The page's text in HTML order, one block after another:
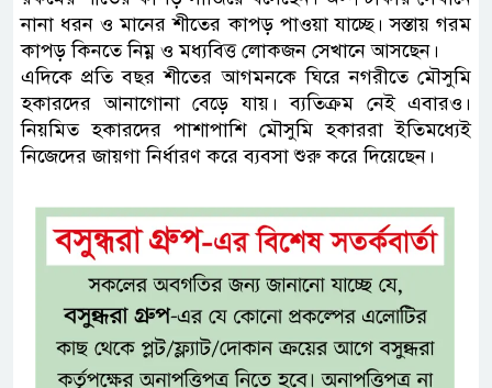
নানা ধরন ও মানের শীতের কাপড় পাওয়া যাচ্ছে। সস্তায় গরম
কাপড় কিনতে নিম্ন ও মধ্যবিত্ত লোকজন সেখানে আসছেন।
এদিকে প্রতি বছর শীতের আগমনকে ঘিরে নগরীতে মৌসুমি
হকারদের আনাগোনা বেড়ে যায়। ব্যতিক্রম নেই এবারও।
নিয়মিত হকারদের পাশাপাশি মৌসুমি হকাররা ইতিমধ্যেই
নিজেদের জায়গা নির্ধারণ করে ব্যবসা শুরু করে দিয়েছেন।